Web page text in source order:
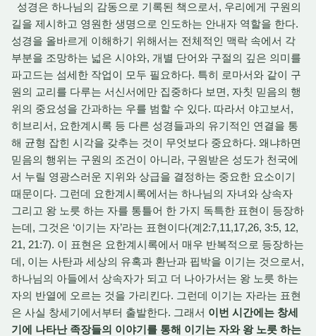
성경은 하나님의 감동으로 기록된 책으로서, 우리에게 구원의
길을 제시하고 영원한 생명으로 인도하는 안내자 역할을 한다.
성경을 올바르게 이해하기 위해서는 전체적인 맥락 속에서 각
부분을 조망하는 넓은 시야와, 개별 단어와 구절의 깊은 의미를
파고드는 섬세한 작업이 모두 필요하다. 특히 로마서와 같이 구
원의 교리를 다루는 서신서에만 집중하다 보면, 자칫 믿음의 행
위의 중요성을 간과하는 우를 범할 수 있다. 따라서 야고보서,
히브리서, 요한계시록 등 다른 성경들과의 유기적인 연결을 통
해 균형 잡힌 시각을 갖추는 것이 무엇보다 중요하다. 왜냐하면
믿음의 행위는 구원의 조건이 아니라, 구원받은 성도가 천국에
서 누릴 영광스러운 지위와 상급을 결정하는 중요한 요소이기
때문이다. 그런데 요한계시록에서는 하나님의 자녀와 상속자
그리고 왕 노릇 하는 자를 통틀어 한 가지 독특한 표현이 등장하
는데, 그것은 ‘이기는 자’라는 표현이다(계2:7,11,17,26, 3:5, 12,
21, 21:7). 이 표현은 요한계시록에서 매우 반복적으로 등장하는
데, 이는 사탄과 세상의 유혹과 환난과 핍박을 이기는 것으로서,
하나님의 아들에서 상속자가 되고 더 나아가서는 왕 노릇 하는
자의 반열에 오르는 것을 가리킨다. 그런데 이기는 자라는 표현
은 사실 창세기에서부터 출발한다. 그래서 이번 시간에는 창세
기에 나타난 족장들의 이야기를 통해 이기는 자와 왕 노릇 하는